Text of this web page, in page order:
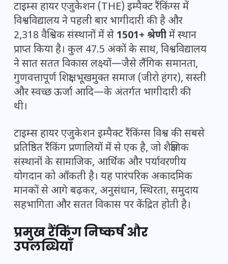
टाइम्स हायर एजुकेशन (THE) इम्पैक्ट रैंकिंग्स में
विश्वविद्यालय ने पहली बार भागीदारी की है और
2,318 वैश्विक संस्थानों में से 1501+ श्रेणीमें स्थान
प्राप्त किया है। कुल 47.5 अंकों के साथ, विश्वविद्यालय
ने सात सतत विकास लक्ष्यों—जैसे लैंगिक समानता,
गुणवत्तापूर्ण शिक्षा, भूखमुक्त समाज (जीरो हंगर), सस्ती
और स्वच्छ ऊर्जा आदि—के अंतर्गत भागीदारी की
थी।
टाइम्स हायर एजुकेशन इम्पैक्ट रैंकिंग्स विश्व की सबसे
प्रतिष्ठित रैंकिंग प्रणालियों में से एक है, जो शैक्षणिक
संस्थानों के सामाजिक, आर्थिक और पर्यावरणीय
योगदान को आँकती है। यह पारंपरिक अकादमिक
मानकों से आगे बढ़कर, अनुसंधान, स्थिरता, समुदाय
सहभागिता और सतत विकास पर केंद्रित होती है।
प्रमुख रैंकिंग निष्कर्ष और
उपलब्धियाँ